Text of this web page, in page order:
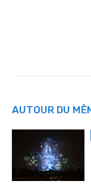
AUTOUR DU